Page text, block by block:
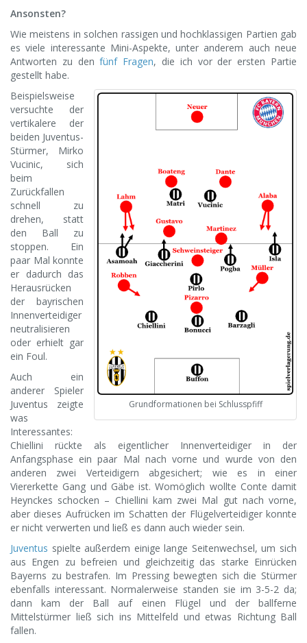
Ansonsten?
Wie meistens in solchen rassigen und hochklassigen Partien gab
es viele interessante Mini-Aspekte, unter anderem auch neue
Antworten zu denfünf Fragen, die ich vor der ersten Partie
gestellt habe.
Grundformationen bei Schlusspfiff
Beispielsweise
versuchte der
vertikalere der
beiden Juventus-
Stürmer, Mirko
Vucinic, sich
beim
Zurückfallen
schnell zu
drehen, statt
den Ball zu
stoppen. Ein
paar Mal konnte
er dadurch das
Herausrücken
der bayrischen
Innenverteidiger
neutralisieren
oder erhielt gar
ein Foul.
Auch ein
anderer Spieler
Juventus zeigte
was
Interessantes:
Chiellini rückte als eigentlicher Innenverteidiger in der
Anfangsphase ein paar Mal nach vorne und wurde von den
anderen zwei Verteidigern abgesichert; wie es in einer
Viererkette Gang und Gäbe ist. Womöglich wollte Conte damit
Heynckes schocken – Chiellini kam zwei Mal gut nach vorne,
aber dieses Aufrücken im Schatten der Flügelverteidiger konnte
er nicht verwerten und ließ es dann auch wieder sein.
Juventus spielte außerdem einige lange Seitenwechsel, um sich
aus Engen zu befreien und gleichzeitig das starke Einrücken
Bayerns zu bestrafen. Im Pressing bewegten sich die Stürmer
ebenfalls interessant. Normalerweise standen sie im 3-5-2 da;
dann kam der Ball auf einen Flügel und der ballferne
Mittelstürmer ließ sich ins Mittelfeld und etwas Richtung Ball
fallen.